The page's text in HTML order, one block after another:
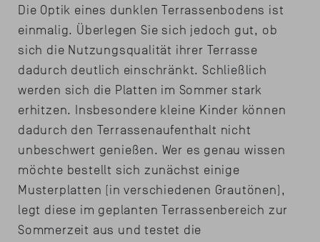
Die Optik eines dunklen Terrassenbodens ist
einmalig. Überlegen Sie sich jedoch gut, ob
sich die Nutzungsqualität ihrer Terrasse
dadurch deutlich einschränkt. Schließlich
werden sich die Platten im Sommer stark
erhitzen. Insbesondere kleine Kinder können
dadurch den Terrassenaufenthalt nicht
unbeschwert genießen. Wer es genau wissen
möchte bestellt sich zunächst einige
Musterplatten (in verschiedenen Grautönen),
legt diese im geplanten Terrassenbereich zur
Sommerzeit aus und testet die